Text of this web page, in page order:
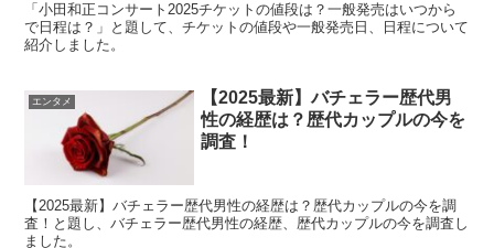
「小田和正コンサート2025チケットの値段は？一般発売はいつから
で日程は？」と題して、チケットの値段や一般発売日、日程について
紹介しました。
エンタメ
【2025最新】バチェラー歴代男
性の経歴は？歴代カップルの今を
調査！
【2025最新】バチェラー歴代男性の経歴は？歴代カップルの今を調
査！と題し、バチェラー歴代男性の経歴、歴代カップルの今を調査し
ました。